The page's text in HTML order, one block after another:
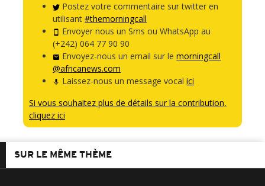
Postez votre commentaire sur twitter en
utilisant #themorningcall
Envoyer nous un Sms ou WhatsApp au
(+242) 064 77 90 90
Envoyez-nous un email sur lemorningcall
@africanews.com
Laissez-nous un message vocalici
Si vous souhaitez plus de détails sur la contribution,
cliquez ici
SUR LE MÊME THÈME